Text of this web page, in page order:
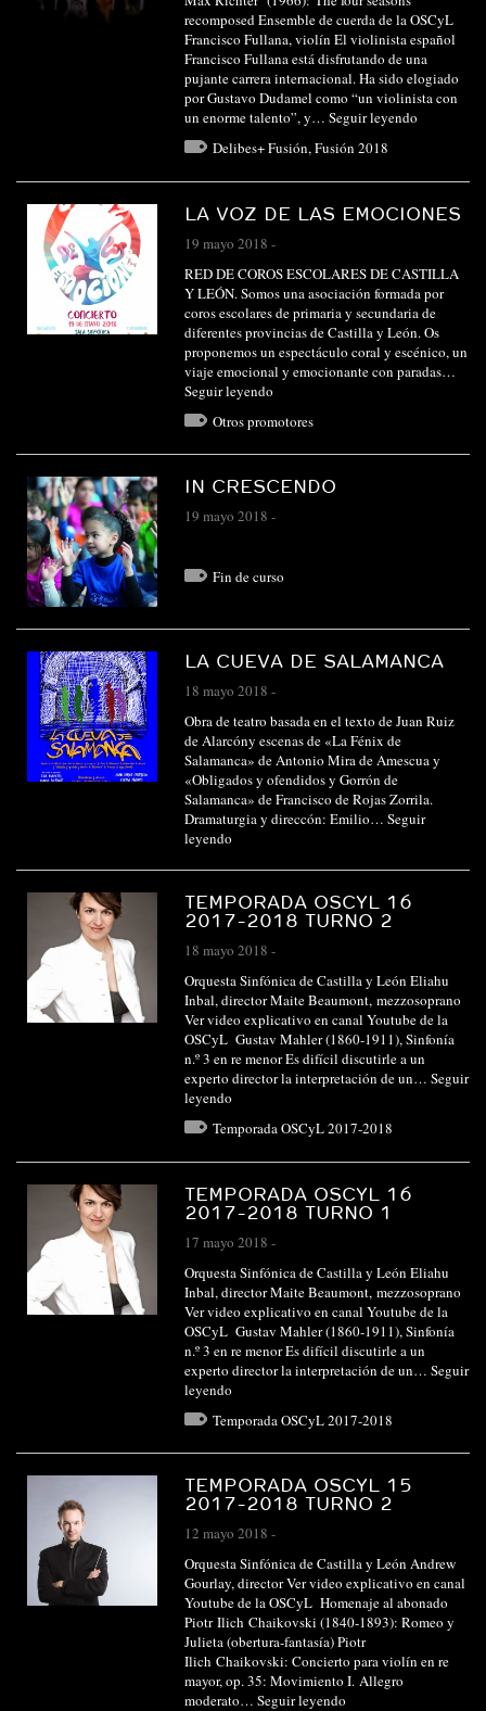
recomposed Ensemble de cuerda de la OSCyL
Francisco Fullana, violín El violinista español
Francisco Fullana está disfrutando de una
pujante carrera internacional. Ha sido elogiado
por Gustavo Dudamel como “un violinista con
un enorme talento”, y… Seguir leyendo
Delibes+ Fusión,Fusión 2018
LA VOZ DE LAS EMOCIONES
19 mayo 2018 -
RED DE COROS ESCOLARES DE CASTILLA
Y LEÓN. Somos una asociación formada por
coros escolares de primaria y secundaria de
diferentes provincias de Castilla y León. Os
proponemos un espectáculo coral y escénico, un
viaje emocional y emocionante con paradas…
Seguir leyendo
Otros promotores
IN CRESCENDO
19 mayo 2018 -
Fin de curso
LA CUEVA DE SALAMANCA
18 mayo 2018 -
Obra de teatro basada en el texto de Juan Ruiz
de Alarcóny escenas de «La Fénix de
Salamanca» de Antonio Mira de Amescua y
«Obligados y ofendidos y Gorrón de
Salamanca» de Francisco de Rojas Zorrila.
Dramaturgia y direccón: Emilio… Seguir
leyendo
TEMPORADA OSCYL 16
2017-2018 TURNO 2
18 mayo 2018 -
Orquesta Sinfónica de Castilla y León Eliahu
Inbal, director Maite Beaumont, mezzosoprano
Ver video explicativo en canal Youtube de la
OSCyL Gustav Mahler (1860-1911), Sinfonía
n.º 3 en re menor Es difícil discutirle a un
experto director la interpretación de un… Seguir
leyendo
Temporada OSCyL 2017-2018
TEMPORADA OSCYL 16
2017-2018 TURNO 1
17 mayo 2018 -
Orquesta Sinfónica de Castilla y León Eliahu
Inbal, director Maite Beaumont, mezzosoprano
Ver video explicativo en canal Youtube de la
OSCyL Gustav Mahler (1860-1911), Sinfonía
n.º 3 en re menor Es difícil discutirle a un
experto director la interpretación de un… Seguir
leyendo
Temporada OSCyL 2017-2018
TEMPORADA OSCYL 15
2017-2018 TURNO 2
12 mayo 2018 -
Orquesta Sinfónica de Castilla y León Andrew
Gourlay, director Ver video explicativo en canal
Youtube de la OSCyL Homenaje al abonado
Piotr Ilich Chaikovski (1840-1893): Romeo y
Julieta (obertura-fantasía) Piotr
Ilich Chaikovski: Concierto para violín en re
mayor, op. 35: Movimiento I. Allegro
moderato… Seguir leyendo